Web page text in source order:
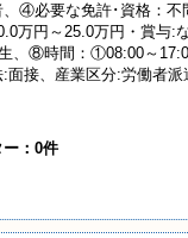
、④必要な免許･資格：
万円～25.0万円・賞与:
、⑧時間：①08:00～
接、産業区分:労働者派
ー：0件